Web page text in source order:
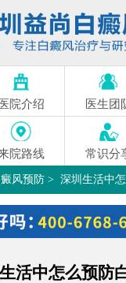
医院介绍 医生团
院路线 常识分
风预防 > 深圳生活中
活中怎么预防